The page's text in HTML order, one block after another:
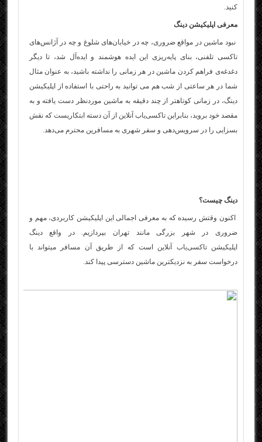
کنید.
معرفی اپلیکیشن دینگ
نبود ماشین در مواقع ضروری، چه در خیابان‌های شلوغ و چه در آژانس‌های
تاکسی تلفنی، بنای پایه‌ریزی این ایده هوشمند و ایده‌آل شد، تا دیگر
دغدغه‌ی فراهم کردن ماشین در هر زمانی را نداشته باشید، به عنوان مثال
شما در هر ساعتی از شب هم می توانید به راحتی با استفاده از اپلیکیشن
دینگ، در زمانی کوتاهتر از چند دقیقه به ماشین مورد‌نظر دست یافته و به
مقصد خود بروید، بنابراین تاکسی‌یاب آنلاین از آن دسته ابتکاریست که نقش
بسزایی را در سرویس‌دهی و سفر شهری به مسافرین محترم می‌دهد.
دینگ چیست؟
اکنون وقتش رسیده که به معرفی اجمالی این اپلیکیشن کاربردی، مهم و
ضروری در شهر بزرگی مانند تهران بپردازیم. در واقع دینگ
اپلیکیشنتاکسی‌یاب آنلاین است که از طریق آن مسافر میتواند با
درخواست سفر به نزدیکترین ماشین دسترسی پیدا کند.